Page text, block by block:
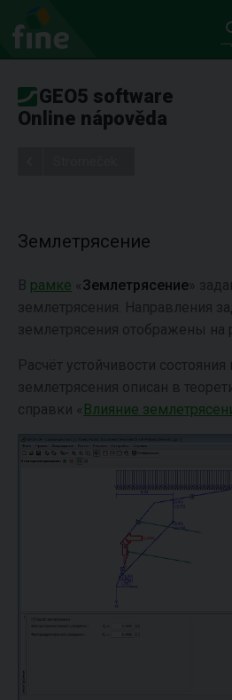
GEO5 software
Online nápověda
Землетрясение
В рамке « Землетрясение »
землетрясения. Направления
землетрясения отображены на
Расчёт устойчивости
землетрясения описан в
справки « Влияние